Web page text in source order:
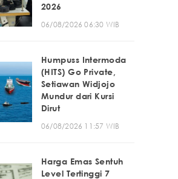
2026
06/08/2026 06:30 WIB
Humpuss Intermoda
(HITS) Go Private,
Setiawan Widjojo
Mundur dari Kursi
Dirut
06/08/2026 11:57 WIB
Harga Emas Sentuh
Level Tertinggi 7